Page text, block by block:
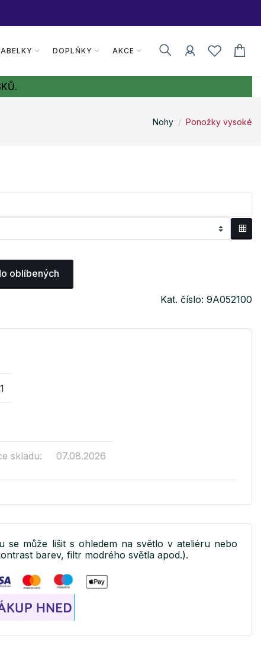
DOPLŇKY AKCE
Nohy Ponožky vysoké
oblíbených
Kat. číslo: 9A052100
skladu: 07.08.2026
může lišit s ohledem na světlo v ateliéru nebo
barev, filtr modrého světla apod.).